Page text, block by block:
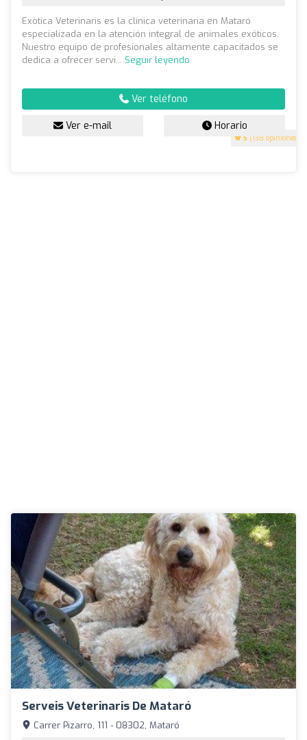
5 (138 opiniones)
Exòtica Veterinaris es la clínica veterinaria en Mataró
especializada en la atención integral de animales exóticos.
Nuestro equipo de profesionales altamente capacitados se
dedica a ofrecer servi... Seguir leyendo
Ver teléfono
Ver e-mail Horario
Serveis Veterinaris De Mataró
Carrer Pizarro, 111 - 08302, Mataró